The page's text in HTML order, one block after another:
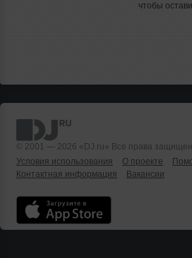
чтобы
© 2001 — 2026 «DJ.ru» Все права
Условия использования
О проекте
Контактная информация
Вакансии